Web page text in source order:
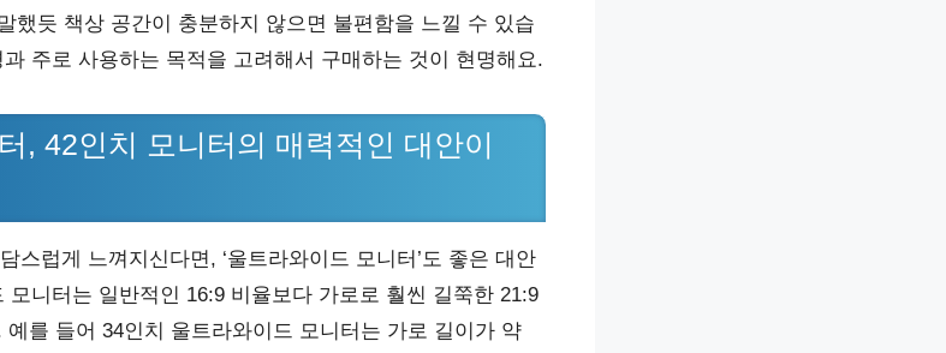
했듯 책상 공간이 충분하지 않으면 불편함을 느낄 수 있습
주로 사용하는 목적을 고려해서 구매하는 것이 현명해요.
, 42인치 모니터의 매력적인 대안이
스럽게 느껴지신다면, ‘울트라와이드 모니터’도 좋은 대안
니터는 일반적인 16:9 비율보다 가로로 훨씬 길쭉한 21:9
를 들어 34인치 울트라와이드 모니터는 가로 길이가 약